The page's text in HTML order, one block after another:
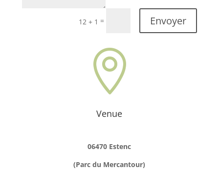
12 + 1 = Envoyer

Venue
06470 Estenc
(Parc du Mercantour)